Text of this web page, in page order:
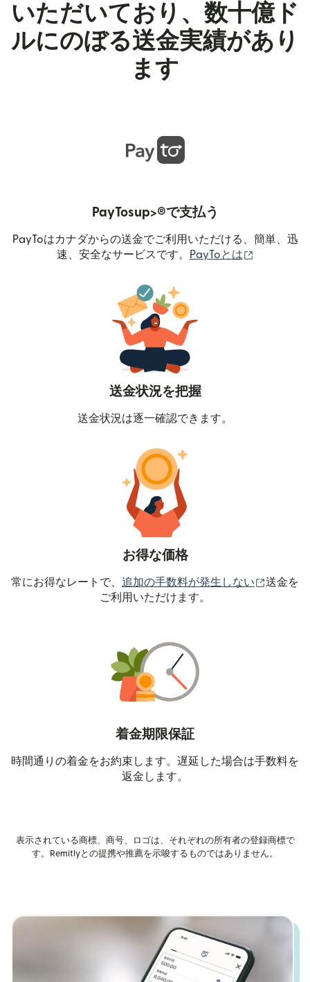
いただいており、数十億ド
ルにのぼる送金実績があり
ます
PayTosup>®で支払う
PayToはカナダからの送金でご利用いただける、簡単、迅
速、安全なサービスです。
PayToとは
送金状況を把握
送金状況は逐一確認できます。
お得な価格
常にお得なレートで、 追加の手数料が発生しない （別ウ
送金を
ご利用いただけます。
着金期限保証
時間通りの着金をお約束します。遅延した場合は手数料を
返金します。
表示されている商標、商号、ロゴは、それぞれの所有者の登録商標で
す。Remitlyとの提携や推薦を示唆するものではありません。